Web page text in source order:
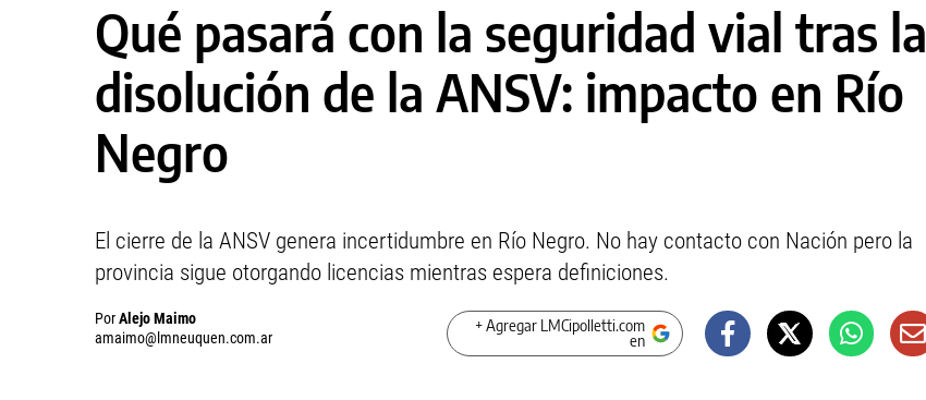
Qué pasará con la seguridad vial tras la
disolución de la ANSV: impacto en Río
Negro
El cierre de la ANSV genera incertidumbre en Río Negro. No hay contacto con Nación pero la
provincia sigue otorgando licencias mientras espera definiciones.
PorAlejo Maimo
amaimo@lmneuquen.com.ar
+ Agregar LMCipolletti.com
en